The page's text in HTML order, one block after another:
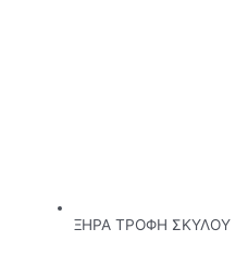
ΞΗΡΑ ΤΡΟΦΗ ΣΚΥΛΟΥ